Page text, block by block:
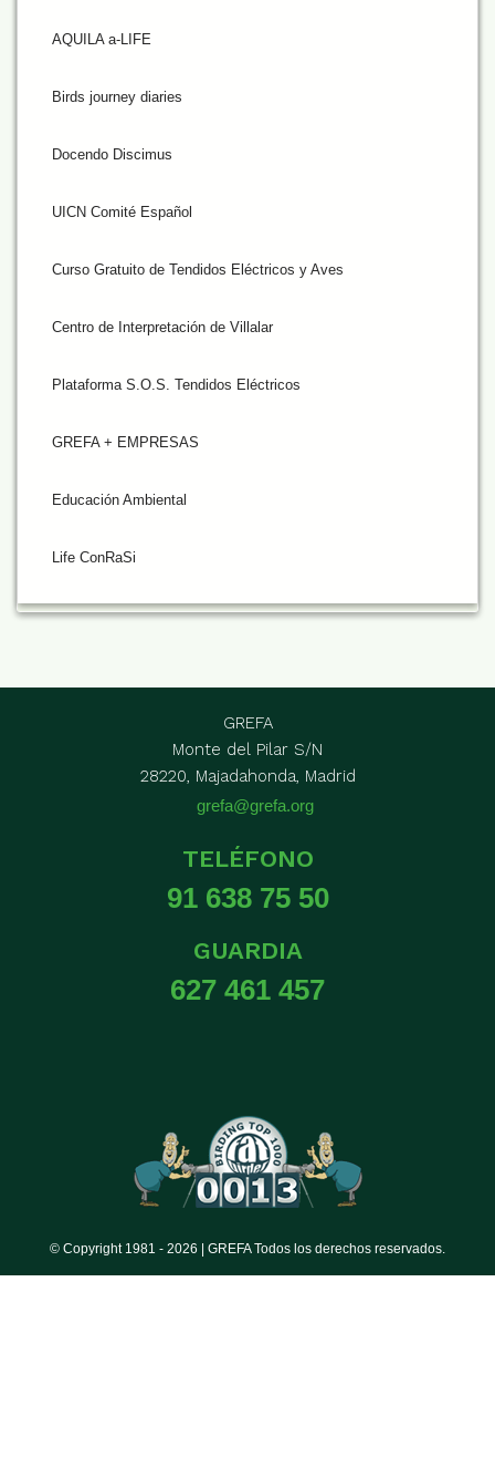
AQUILA a-LIFE
Birds journey diaries
Docendo Discimus
UICN Comité Español
Curso Gratuito de Tendidos Eléctricos y Aves
Centro de Interpretación de Villalar
Plataforma S.O.S. Tendidos Eléctricos
GREFA + EMPRESAS
Educación Ambiental
Life ConRaSi
GREFA
Monte del Pilar S/N
28220, Majadahonda, Madrid
grefa@grefa.org
TELÉFONO
91 638 75 50
GUARDIA
627 461 457
© Copyright 1981 - 2026 | GREFA Todos los derechos reservados.